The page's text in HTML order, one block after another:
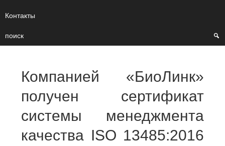
Контакты
поиск
Компанией «БиоЛинк»
получен сертификат
системы менеджмента
качества ISO 13485:2016